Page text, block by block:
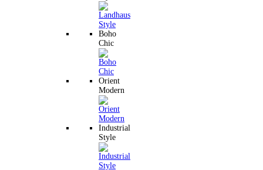
Boho
Chic
Orient
Modern
Industrial
Style